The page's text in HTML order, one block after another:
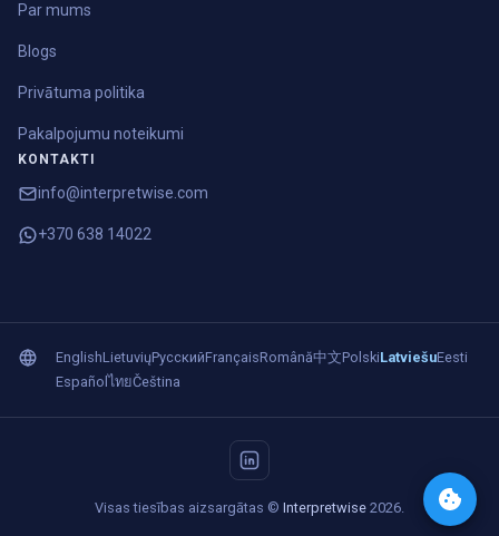
Par mums
Blogs
Privātuma politika
Pakalpojumu noteikumi
KONTAKTI
info@interpretwise.com
+370 638 14022
EnglishLietuviųРусскийFrançaisRomână中文PolskiLatviešuEesti
EspañolไทยČeština
Visas tiesības aizsargātas © Interpretwise 2026.